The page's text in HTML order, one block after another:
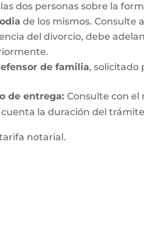
dos personas sobre la
de los mismos. Consulte
del divorcio, debe
de familia, solicitado
de entrega:Consulte con el
la duración del
notarial.